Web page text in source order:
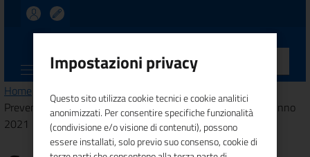
CALABRIA
Home Amministrazione trasparente > Bilanci
> Bilancio
Preventivo e Consuntivo - art. 29, c. 1 - D.Lgs. 33/2013 - Anno
2021
Impostazioni privacy
Questo sito utilizza cookie tecnici e cookie analitici
anonimizzati. Per consentire specifiche funzionalità
(condivisione e/o visione di contenuti), possono
essere installati, solo previo suo consenso, cookie di